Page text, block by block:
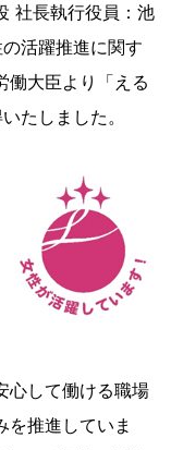
社長執行役員：池
活躍推進に関す
働大臣より「える
たしました。
心して働ける職場
を推進していま